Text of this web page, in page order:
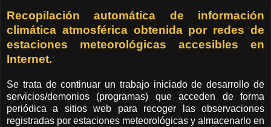
Recopilación automática de información
climática atmosférica obtenida por redes de
estaciones meteorológicas accesibles en
Internet.
Se trata de continuar un trabajo iniciado de desarrollo de
servicios/demonios (programas) que acceden de forma
periódica a sitios web para recoger las observaciones
registradas por estaciones meteorológicas y almacenarlo en